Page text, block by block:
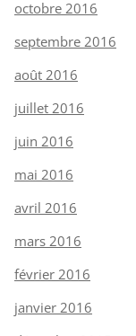
octobre 2016
septembre 2016
août 2016
juillet 2016
juin 2016
mai 2016
avril 2016
mars 2016
février 2016
janvier 2016